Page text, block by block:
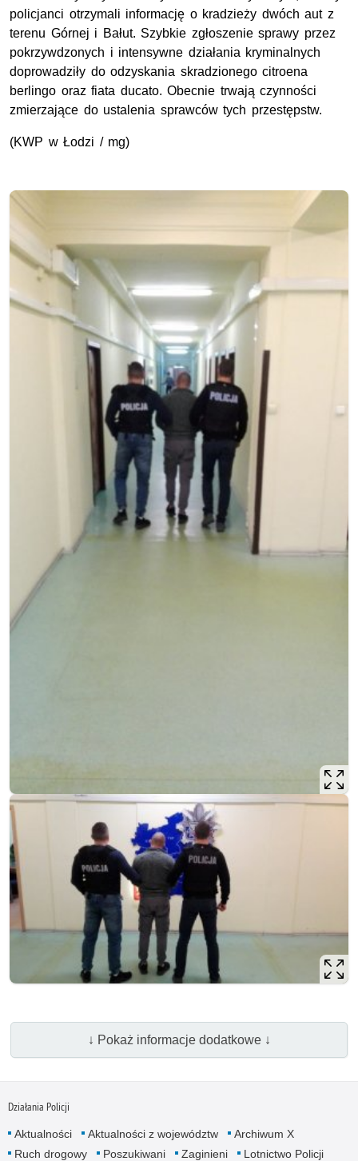
policjanci otrzymali informację o kradzieży dwóch aut z
terenu Górnej i Bałut. Szybkie zgłoszenie sprawy przez
pokrzywdzonych i intensywne działania kryminalnych
doprowadziły do odzyskania skradzionego citroena
berlingo oraz fiata ducato. Obecnie trwają czynności
zmierzające do ustalenia sprawców tych przestępstw.
(KWP w Łodzi / mg)
↓ Pokaż informacje dodatkowe ↓
Działania Policji
Aktualności Aktualności z województw
Archiwum X
Ruch drogowy
Poszukiwani Zaginieni
Lotnictwo Policji